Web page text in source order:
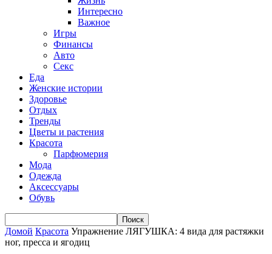
Интересно
Важное
Игры
Финансы
Авто
Секс
Еда
Женские истории
Здоровье
Отдых
Тренды
Цветы и растения
Красота
Парфюмерия
Мода
Одежда
Аксессуары
Обувь
Домой Красота Упражнение ЛЯГУШКА: 4 вида для растяжки
ног, пресса и ягодиц